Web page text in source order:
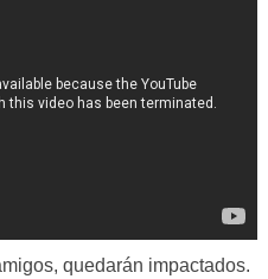
quedarán impactados.